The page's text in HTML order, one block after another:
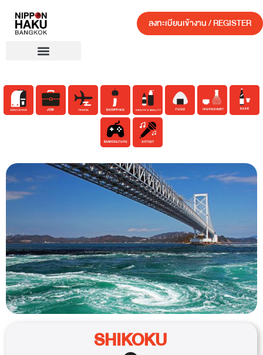
ลงทะเบียนเข้างาน / REGISTER
SHIKOKU